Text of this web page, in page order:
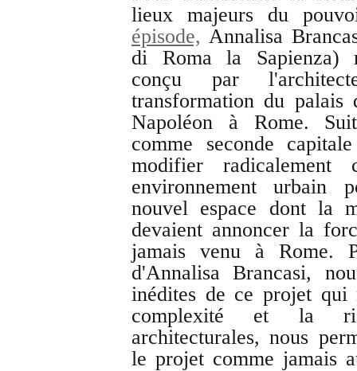
lieux majeurs du
épisode, Annalisa
di Roma la Sapienza)
conçu par
transformation du
Napoléon à Rome.
comme seconde
modifier
environnement
nouvel espace dont la
devaient annoncer la
jamais venu à Rome.
d'Annalisa Brancasi,
inédites de ce projet qui
complexité et la
architecturales, nous
le projet comme jamais